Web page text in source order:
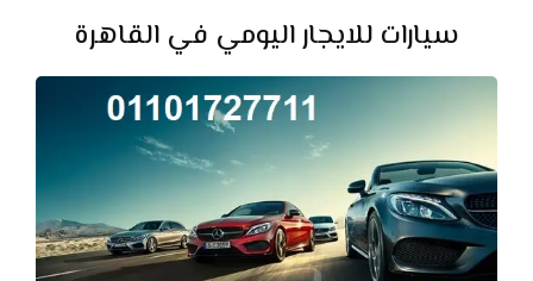
سيارات للايجار اليومي في القاهرة